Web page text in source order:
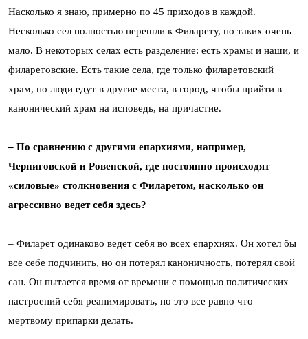
Насколько я знаю, примерно по 45 приходов в каждой.
Несколько сел полностью перешли к Филарету, но таких очень
мало. В некоторых селах есть разделение: есть храмы и наши, и
филаретовские. Есть такие села, где только филаретовский
храм, но люди едут в другие места, в город, чтобы прийти в
канонический храм на исповедь, на причастие.
– По сравнению с другими епархиями, например,
Черниговской и Ровенской, где постоянно происходят
«силовые» столкновения с Филаретом, насколько он
агрессивно ведет себя здесь?
– Филарет одинаково ведет себя во всех епархиях. Он хотел бы
все себе подчинить, но он потерял каноничность, потерял свой
сан. Он пытается время от времени с помощью политических
настроений себя реанимировать, но это все равно что
мертвому припарки делать.